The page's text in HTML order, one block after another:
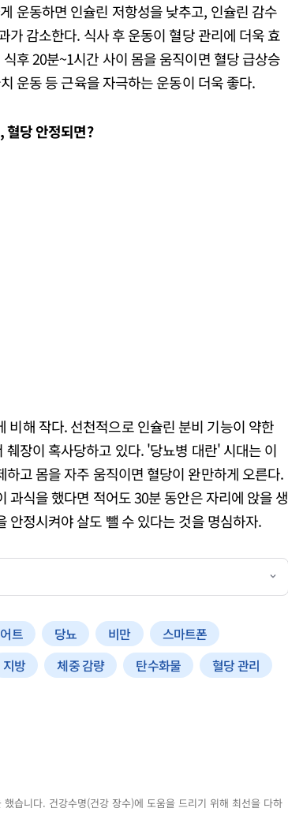
운동하면 인슐린 저항성을 낮추고, 인슐린 감수
가 감소한다. 식사 후 운동이 혈당 관리에 더욱 효
후 20분~1시간 사이 몸을 움직이면 혈당 급상승
운동 등 근육을 자극하는 운동이 더욱 좋다.
혈당 안정되면?
비해 작다. 선천적으로 인슐린 분비 기능이 약한
장이 혹사당하고 있다. '당뇨병 대란' 시대는 이
고 몸을 자주 움직이면 혈당이 완만하게 오른다.
과식을 했다면 적어도 30분 동안은 자리에 앉을 생
안정시켜야 살도 뺄 수 있다는 것을 명심하자.
트 당뇨 비만
스마트폰
지방 체중 감량 탄수화물
혈당 관리
습니다. 건강수명(건강 장수)에 도움을 드리기 위해 최선을 다하